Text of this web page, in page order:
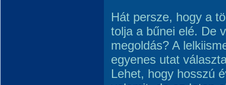
Hát persze, hogy a
tolja a bűnei elé. De
megoldás? A
egyenes utat
Lehet, hogy hosszú